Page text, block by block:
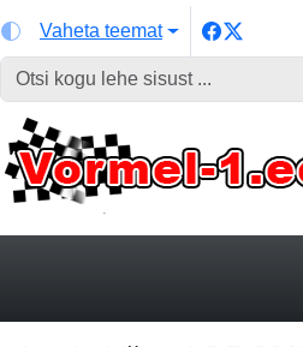
Vaheta teemat